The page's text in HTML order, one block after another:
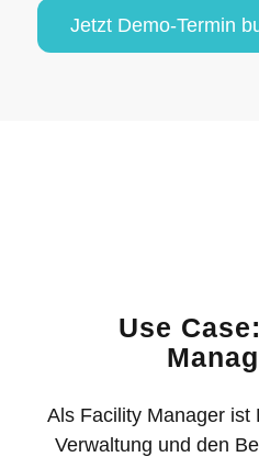
Jetzt Demo-Termin
Use
Als Facility Manager ist
Verwaltung und den